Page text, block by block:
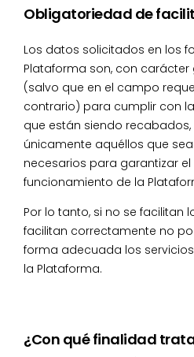
Obligatoriedad de
Los datos solicitados en los
Plataforma son, con carácter
(salvo que en el campo
contrario) para cumplir con
que están siendo
únicamente aquéllos que
necesarios para garantizar
funcionamiento de la
Por lo tanto, si no se facilitan
facilitan correctamente no
forma adecuada los
la Plataforma.
¿Con qué finalidad